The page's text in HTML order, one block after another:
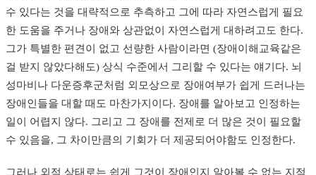
수 있다는 것을 대략적으로 추측하고 그에 따라 자연스럽게 필요
한 도움을 주거나 장애와 상관없이 자연스럽게 대하려고도 한다.
그가 특별한 편견이 없고 선량한 사람이라면 (장애이해교육같은
걸 받지 않았다해도) 상식 수준에서 그리할 수 있다는 얘기다. 뇌
성마비나 다운증후군처럼 외모상으로 장애여부가 쉽게 드러나는
장애인들을 대할 때도 마찬가지이다. 장애를 알아보고 인정하는
일이 어렵지 않다. 그리고 그 장애를 전제로 더 많은 것이 필요할
수 있음을, 그 차이만큼의 기회가 더 제공되어야함도 인정한다.
그러나 외적 상태로는 쉽게 그것이 장애인지 알아볼 수 없는 지적